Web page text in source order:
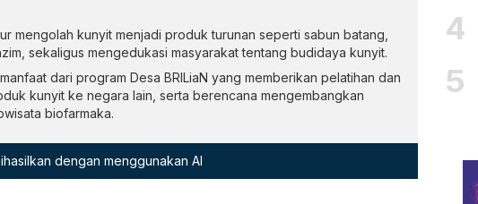
mengolah kunyit menjadi produk turunan seperti sabun batang,
sekaligus mengedukasi masyarakat tentang budidaya kunyit.
dari program Desa BRILiaN yang memberikan pelatihan dan
kunyit ke negara lain, serta berencana mengembangkan
biofarmaka.
dengan menggunakan AI